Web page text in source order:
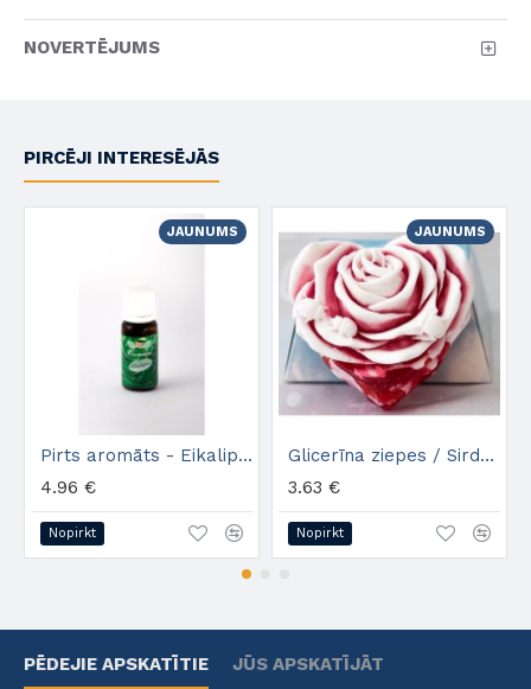
NOVERTĒJUMS
PIRCĒJI INTERESĒJĀS
JAUNUMS
Pirts aromāts - Eikalipts (10ml)
4.96 €
Nopirkt
JAUNUMS
Glicerīna ziepes / Sirdsroze /
3.63 €
Nopirkt
PĒDEJIE APSKATĪTIE JŪS APSKATĪJĀT